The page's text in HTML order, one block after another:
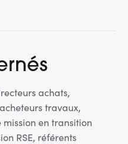
achats,
travaux,
en transition
RSE, référents